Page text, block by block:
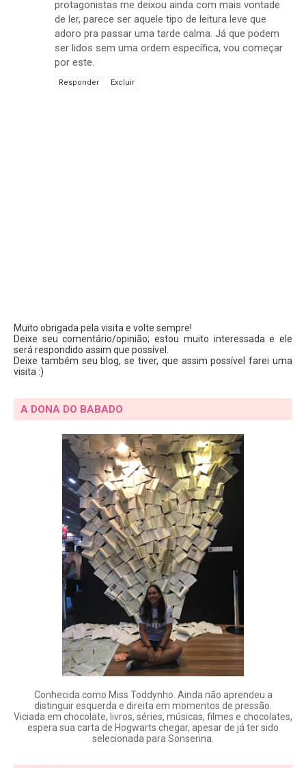
protagonistas me deixou ainda com mais vontade
de ler, parece ser aquele tipo de leitura leve que
adoro pra passar uma tarde calma. Já que podem
ser lidos sem uma ordem específica, vou começar
por este.
Responder Excluir
Muito obrigada pela visita e volte sempre!
Deixe seu comentário/opinião; estou muito interessada e ele
será respondido assim que possível.
Deixe também seu blog, se tiver, que assim possível farei uma
visita :)
A DONA DO BABADO
Conhecida como Miss Toddynho. Ainda não aprendeu a
distinguir esquerda e direita em momentos de pressão.
Viciada em chocolate, livros, séries, músicas, filmes e chocolates,
espera sua carta de Hogwarts chegar, apesar de já ter sido
selecionada para Sonserina.